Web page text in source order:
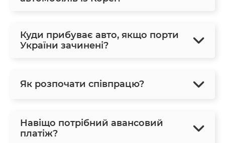
Куди прибуває авто, якщо порти
України зачинені?
Як розпочати співпрацю?
Навіщо потрібний авансовий
платіж?